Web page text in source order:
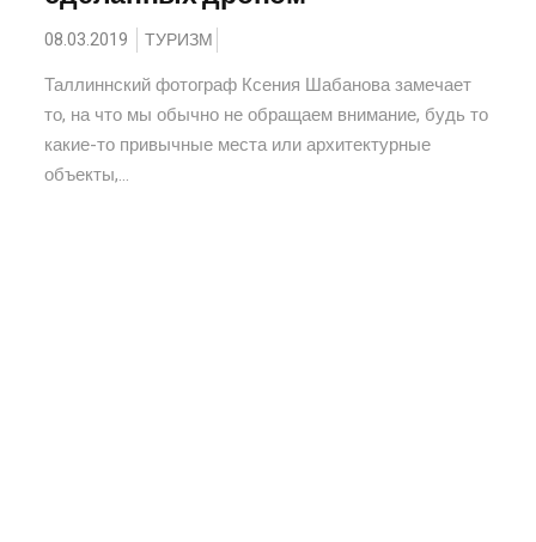
08.03.2019 ТУРИЗМ
Таллиннский фотограф Ксения Шабанова замечает
то, на что мы обычно не обращаем внимание, будь то
какие-то привычные места или архитектурные
объекты,...